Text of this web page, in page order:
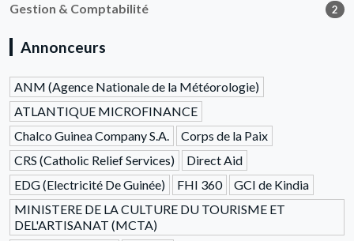
Gestion & Comptabilité 2
Annonceurs
ANM (Agence Nationale de la Météorologie)
ATLANTIQUE MICROFINANCE
Chalco Guinea Company S.A.
Corps de la Paix
CRS (Catholic Relief Services)
Direct Aid
EDG (Electricité De Guinée)
FHI 360
GCI de Kindia
MINISTERE DE LA CULTURE DU TOURISME ET
DEL'ARTISANAT (MCTA)